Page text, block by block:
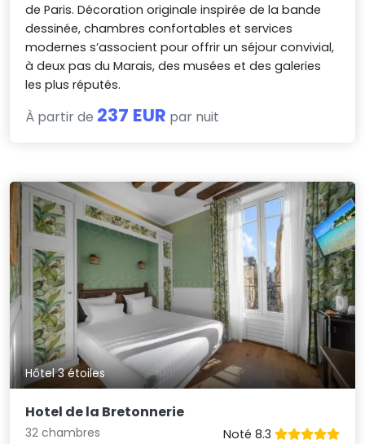
de Paris. Décoration originale inspirée de la bande
dessinée, chambres confortables et services
modernes s’associent pour offrir un séjour convivial,
à deux pas du Marais, des musées et des galeries
les plus réputés.
À partir de 237 EUR par nuit
Hôtel 3 étoiles
Hotel de la Bretonnerie
32 chambres
Noté 8.3